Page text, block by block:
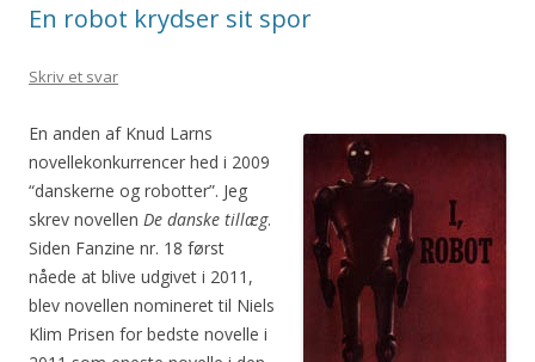
En robot krydser sit spor
Skriv et svar
En anden af Knud Larns
novellekonkurrencer hed i 2009
“danskerne og robotter”. Jeg
skrev novellen De danske tillæg.
Siden Fanzine nr. 18 først
nåede at blive udgivet i 2011,
blev novellen nomineret til Niels
Klim Prisen for bedste novelle i